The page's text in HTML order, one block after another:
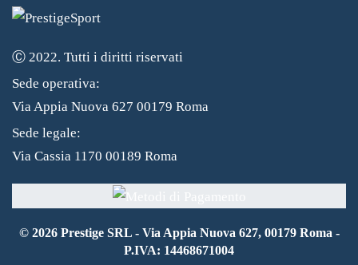
Ⓒ 2022. Tutti i diritti riservati
Sede operativa:
Via Appia Nuova 627 00179 Roma
Sede legale:
Via Cassia 1170 00189 Roma
© 2026Prestige SRL - Via Appia Nuova 627, 00179 Roma -
P.IVA: 14468671004